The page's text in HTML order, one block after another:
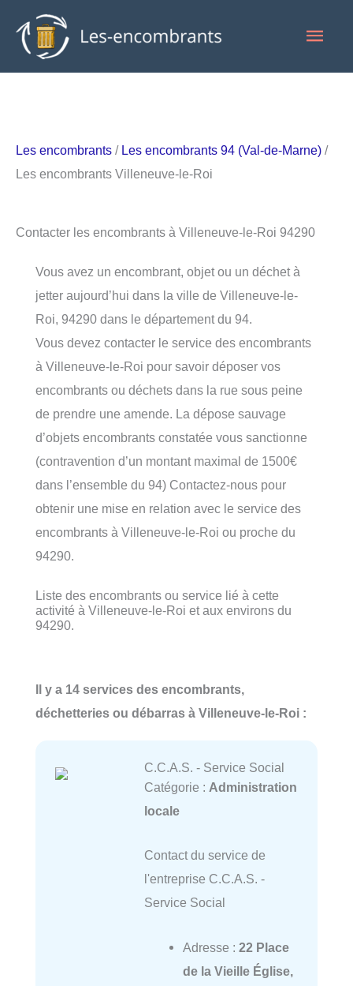
contenu
Les encombrants / Les encombrants 94 (Val-de-Marne) /
Les encombrants Villeneuve-le-Roi
Contacter les encombrants à Villeneuve-le-Roi 94290
Vous avez un encombrant, objet ou un déchet à
jetter aujourd’hui dans la ville de Villeneuve-le-
Roi, 94290 dans le département du 94.
Vous devez contacter le service des encombrants
à Villeneuve-le-Roi pour savoir déposer vos
encombrants ou déchets dans la rue sous peine
de prendre une amende. La dépose sauvage
d’objets encombrants constatée vous sanctionne
(contravention d’un montant maximal de 1500€
dans l’ensemble du 94) Contactez-nous pour
obtenir une mise en relation avec le service des
encombrants à Villeneuve-le-Roi ou proche du
94290.
Liste des encombrants ou service lié à cette
activité à Villeneuve-le-Roi et aux environs du
94290.
Il y a 14 services des encombrants,
déchetteries ou débarras à Villeneuve-le-Roi :
C.C.A.S. - Service Social
Catégorie : Administration
locale
Contact du service de
l'entreprise C.C.A.S. -
Service Social
Adresse : 22 Place
de la Vieille Église,